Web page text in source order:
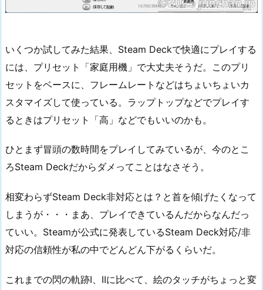
いくつか試してみた結果、Steam Deckで快適にプレイする
には、プリセット「家庭用機」で大丈夫そうだ。このプリ
セットをベースに、フレームレートなどはちょいちょいカ
スタマイズして使っている。ラップトップなどでプレイす
るときはプリセット「高」などでもいいのかも。
ひとまず冒頭の数時間をプレイしてみているが、今のとこ
ろSteam Deckだからダメってことはなさそう。
相変わらずSteam Deck非対応とは？と首を傾げたくなって
しまうが・・・まあ、プレイできているんだからなんだっ
ていい。Steamが公式に発表しているSteam Deck対応/非
対応の信頼性が私の中でどんどん下がるくらいだ。
これまでの閃の軌跡I、IIに比べて、絵のタッチがちょっと変